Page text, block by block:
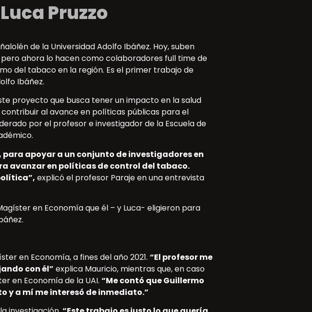
Pruzzo
de la Universidad Adolfo Ibáñez. Hoy, suben
ahora lo hacen como colaboradores full time de
del tabaco en la región. Es el primer trabajo de
Ibáñez.
proyecto que busca tener un impacto en la salud
al avance en políticas públicas para el
por el profesor e investigador de la Escuela de
apoyar a un conjunto de investigadores en
avanzar en políticas de control del tabaco.
explicó el profesor Paraje en una entrevista
en Economía que él – y Luca- eligieron para
en Economía, a fines del año 2021. “El profesor me
con él” explica Mauricio, mientras que, en caso
en Economía de la UAI. “Me contó que Guillermo
y a mí me interesó de inmediato.”